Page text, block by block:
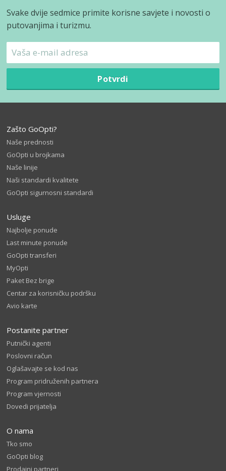
Svake dvije sedmice primite korisne savjete i novosti o
putovanjima i turizmu.
Potvrdi
Zašto GoOpti?
Naše prednosti
GoOpti u brojkama
Naše linije
Naši standardi kvalitete
GoOpti sigurnosni standardi
Usluge
Najbolje ponude
Last minute ponude
GoOpti transferi
MyOpti
Paket Bez brige
Centar za korisničku podršku
Avio karte
Postanite partner
Putnički agenti
Poslovni račun
Oglašavajte se kod nas
Program pridruženih partnera
Program vjernosti
Dovedi prijatelja
O nama
Tko smo
GoOpti blog
Prodajni partneri